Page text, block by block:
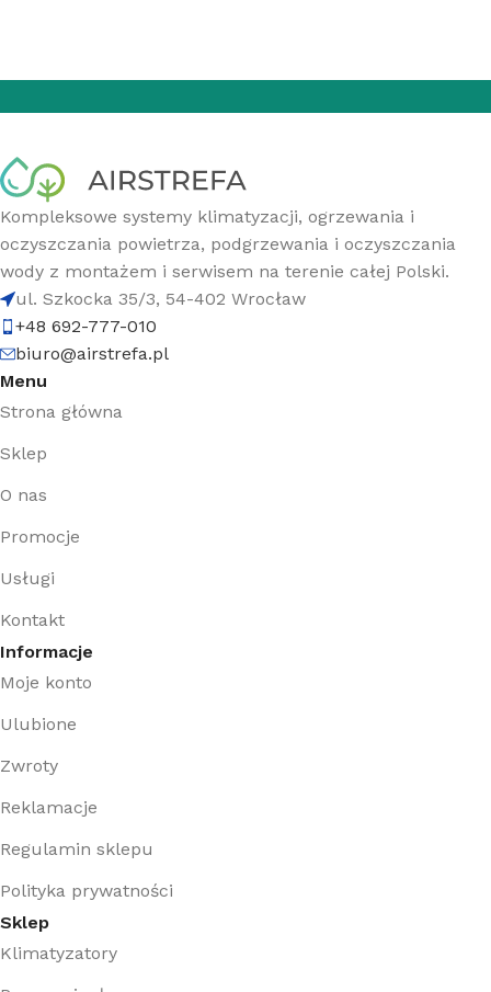
Kompleksowe systemy klimatyzacji, ogrzewania i
oczyszczania powietrza, podgrzewania i oczyszczania
wody z montażem i serwisem na terenie całej Polski.
ul. Szkocka 35/3, 54-402 Wrocław
+48 692-777-010
biuro@airstrefa.pl
Menu
Strona główna
Sklep
O nas
Promocje
Usługi
Kontakt
Informacje
Moje konto
Ulubione
Zwroty
Reklamacje
Regulamin sklepu
Polityka prywatności
Sklep
Klimatyzatory